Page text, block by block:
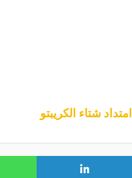
LinkedIn